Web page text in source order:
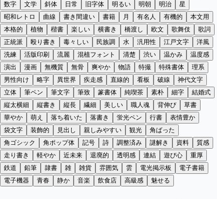
数字
文学 斜体 日常 旧字体 明るい 明朝 明治
星
昭和レトロ
曲線 書き間違い 書籍 月 有名人 有機的
本文用
本格的
植物 楷書 楽しい 横書き 橋渡し 欧文 歌舞伎
歌詞
正統派
殴り書き 毒々しい 民族調 水 汎用性 江戸文字
洋風
洗練
活版印刷 流麗 混植フォント 清楚 渋い 温かみ
温度感
演出
漫画 無機質 無骨 爽やか 物語 特撮 特殊書体
理系
男性向け
略字 異世界 疾走感 直線的 看板 破線
神代文字
立体
筆ペン 筆文字 筆致 篆書体 純喫茶 素朴 細字
結婚式
縦太横細
縦書き 縦長 繊細 美しい 職人魂 背伸び
草書
華やか
萌え 落ち着いた 落書き 蛍光ペン 行書
表情豊か
袋文字
装飾的 見出し 親しみやすい 観光
角ばった
角ゴシック
角ポップ体 記号 詩 調整済み 謎解き 資料
質感
走り書き
軽やか 近未来 退廃的 透明感 連結 遊び心
重厚
鉄道
鉛筆 隷書 雑 雑貨 雰囲気 雲 電光掲示板
電子書籍
電子機器
青春 静か 音楽 飲食店 高級感 魅せる